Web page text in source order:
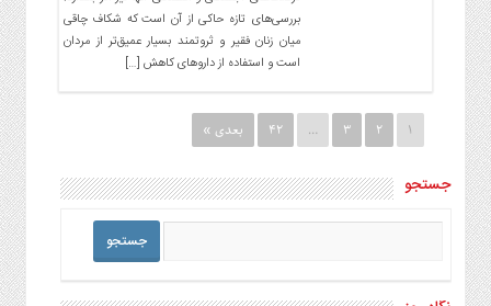
بررسی‌های تازه حاکی از آن است که شکاف چاقی
میان زنان فقیر و ثروتمند بسیار عمیق‌تر از مردان
است و استفاده از داروهای کاهش […]
1
2
3
…
42 بعدی »
جستجو